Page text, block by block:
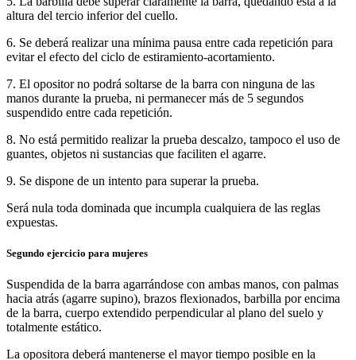
altura del tercio inferior del cuello.
6. Se deberá realizar una mínima pausa entre cada repetición para
evitar el efecto del ciclo de estiramiento-acortamiento.
7. El opositor no podrá soltarse de la barra con ninguna de las
manos durante la prueba, ni permanecer más de 5 segundos
suspendido entre cada repetición.
8. No está permitido realizar la prueba descalzo, tampoco el uso de
guantes, objetos ni sustancias que faciliten el agarre.
9. Se dispone de un intento para superar la prueba.
Será nula toda dominada que incumpla cualquiera de las reglas
expuestas.
Segundo ejercicio para mujeres
Suspendida de la barra agarrándose con ambas manos, con palmas
hacia atrás (agarre supino), brazos flexionados, barbilla por encima
de la barra, cuerpo extendido perpendicular al plano del suelo y
totalmente estático.
La opositora deberá mantenerse el mayor tiempo posible en la